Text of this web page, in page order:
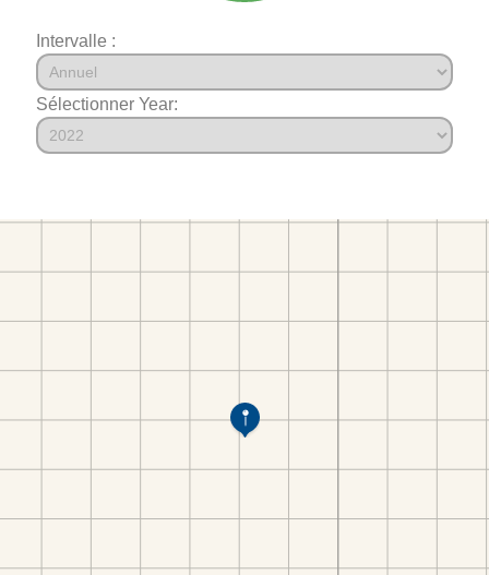
Intervalle :
Sélectionner Year: